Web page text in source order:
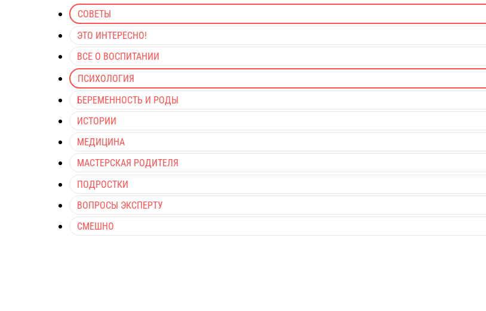
СОВЕТЫ
ЭТО ИНТЕРЕСНО!
ВСЕ О ВОСПИТАНИИ
ПСИХОЛОГИЯ
БЕРЕМЕННОСТЬ И РОДЫ
ИСТОРИИ
МЕДИЦИНА
МАСТЕРСКАЯ РОДИТЕЛЯ
ПОДРОСТКИ
ВОПРОСЫ ЭКСПЕРТУ
СМЕШНО